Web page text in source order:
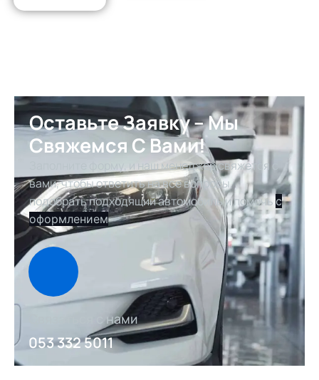
Оставьте Заявку – Мы
Свяжемся С Вами!
Заполните форму, и наш менеджер свяжется с
вами, чтобы ответить на все вопросы,
подобрать подходящий автомобиль и помочьс
оформлением
Связаться с нами
053 332 5011